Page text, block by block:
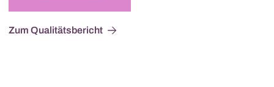
Zum Qualitätsbericht